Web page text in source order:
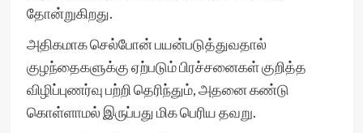
தோன்றுகிறது.
அதிகமாக செல்போன் பயன்படுத்துவதால்
குழந்தைகளுக்கு ஏற்படும் பிரச்சனைகள் குறித்த
விழிப்புணர்வு பற்றி தெரிந்தும், அதனை கண்டு
கொள்ளாமல் இருப்பது மிக பெரிய தவறு.